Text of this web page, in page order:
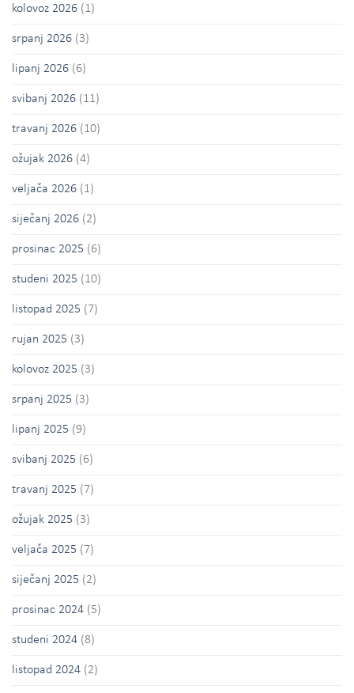
kolovoz 2026 (1)
srpanj 2026 (3)
lipanj 2026 (6)
svibanj 2026 (11)
travanj 2026 (10)
ožujak 2026 (4)
veljača 2026 (1)
siječanj 2026 (2)
prosinac 2025 (6)
studeni 2025 (10)
listopad 2025 (7)
rujan 2025 (3)
kolovoz 2025 (3)
srpanj 2025 (3)
lipanj 2025 (9)
svibanj 2025 (6)
travanj 2025 (7)
ožujak 2025 (3)
veljača 2025 (7)
siječanj 2025 (2)
prosinac 2024 (5)
studeni 2024 (8)
listopad 2024 (2)